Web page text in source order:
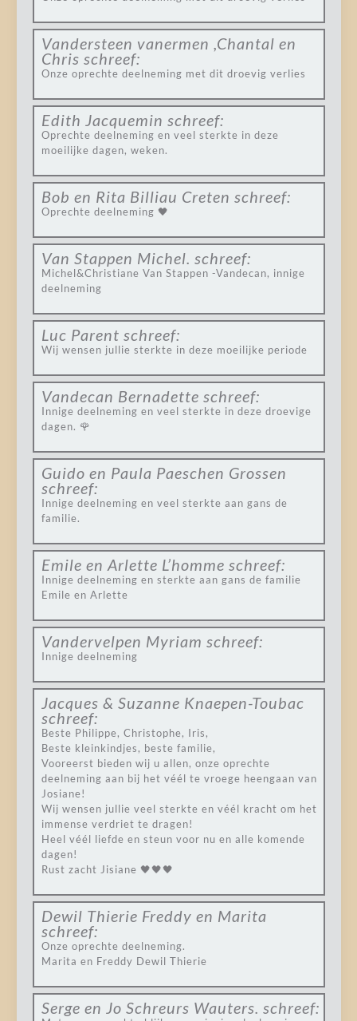
Vandersteen vanermen ,Chantal en
Chris schreef:
Onze oprechte deelneming met dit droevig verlies
Edith Jacquemin schreef:
Oprechte deelneming en veel sterkte in deze
moeilijke dagen, weken.
Bob en Rita Billiau Creten schreef:
Oprechte deelneming 🖤
Van Stappen Michel. schreef:
Michel&Christiane Van Stappen -Vandecan, innige
deelneming
Luc Parent schreef:
Wij wensen jullie sterkte in deze moeilijke periode
Vandecan Bernadette schreef:
Innige deelneming en veel sterkte in deze droevige
dagen. 🌹
Guido en Paula Paeschen Grossen
schreef:
Innige deelneming en veel sterkte aan gans de
familie.
Emile en Arlette L’homme schreef:
Innige deelneming en sterkte aan gans de familie
Emile en Arlette
Vandervelpen Myriam schreef:
Innige deelneming
Jacques & Suzanne Knaepen-Toubac
schreef:
Beste Philippe, Christophe, Iris,
Beste kleinkindjes, beste familie,
Vooreerst bieden wij u allen, onze oprechte
deelneming aan bij het véél te vroege heengaan van
Josiane!
Wij wensen jullie veel sterkte en véél kracht om het
immense verdriet te dragen!
Heel véél liefde en steun voor nu en alle komende
dagen!
Rust zacht Jisiane 🖤🖤🖤
Dewil Thierie Freddy en Marita
schreef:
Onze oprechte deelneming.
Marita en Freddy Dewil Thierie
Serge en Jo Schreurs Wauters. schreef: